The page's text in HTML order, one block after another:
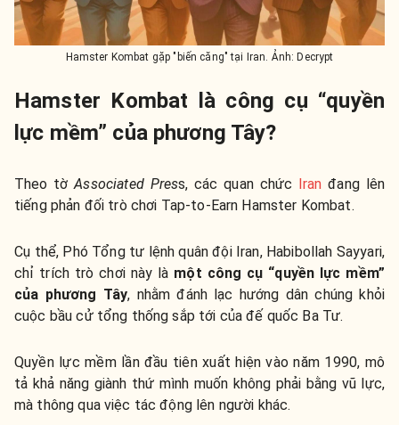
H amster Kombat gặp "biến căng" tại Iran. Ảnh: Decrypt
Hamster Kombat là công cụ “quyền
lực mềm” của phương Tây?
Theo tờAssociated Press, các quan chức Iran đang lên
tiếng phản đối trò chơi Tap-to-Earn Hamster Kombat.
Cụ thể, Phó Tổng tư lệnh quân đội Iran, Habibollah Sayyari,
chỉ trích trò chơi này là một công cụ “quyền lực mềm”
của phương Tây, nhằm đánh lạc hướng dân chúng khỏi
cuộc bầu cử tổng thống sắp tới của đế quốc Ba Tư.
Quyền lực mềm lần đầu tiên xuất hiện vào năm 1990, mô
tả khả năng giành thứ mình muốn không phải bằng vũ lực,
mà thông qua việc tác động lên người khác.